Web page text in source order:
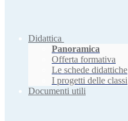
Didattica
Panoramica
Offerta formativa
Le schede didattiche
I progetti delle classi
Documenti utili